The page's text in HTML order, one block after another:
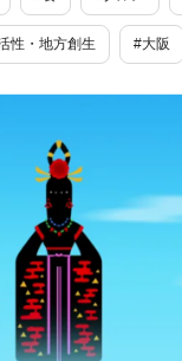
性・地方創生 #大阪